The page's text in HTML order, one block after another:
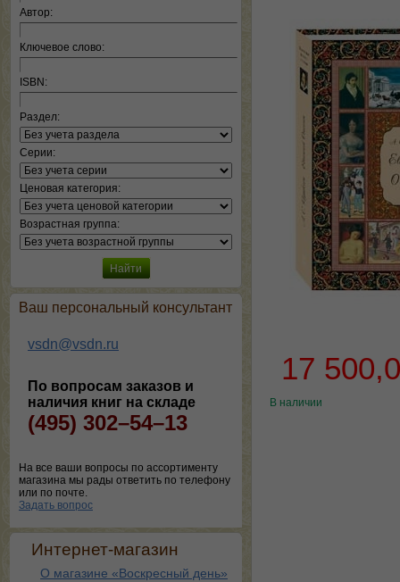
Автор:
Ключевое слово:
ISBN:
Раздел:
Серии:
Ценовая категория:
Возрастная группа:
Ваш персональный консультант
vsdn@vsdn.ru
По вопросам заказов и
наличия книг на складе
(495) 302–54–13
На все ваши вопросы по ассортименту
магазина мы рады ответить по телефону
или по почте.
Задать вопрос
Интернет-магазин
О магазине «Воскресный день»
17
В наличии